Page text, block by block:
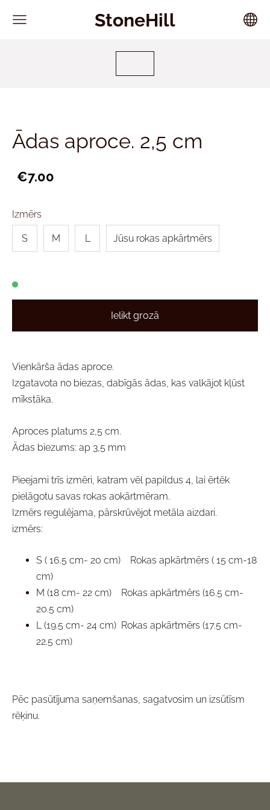
StoneHill
Ādas aproce. 2,5 cm
€7.00
Izmērs
S M L Jūsu rokas apkārtmērs
Ielikt grozā
Vienkārša ādas aproce.
Izgatavota no biezas, dabīgās ādas, kas valkājot kļūst
mīkstāka.
Aproces platums 2,5 cm.
Ādas biezums: ap 3,5 mm
Pieejami trīs izmēri, katram vēl papildus 4, lai ērtēk
pielāgotu savas rokas aokārtmēram.
Izmērs regulējama, pārskrūvējot metāla aizdari.
izmērs:
S ( 16.5 cm- 20 cm) Rokas apkārtmērs ( 15 cm-18
cm)
M (18 cm- 22 cm) Rokas apkārtmērs (16.5 cm-
20.5 cm)
L (19.5 cm- 24 cm) Rokas apkārtmērs (17.5 cm-
22.5 cm)
Pēc pasūtījuma saņemšanas, sagatvosim un izsūtīsm
rēķinu.